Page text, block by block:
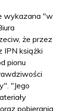
wykazana "w
że przez
IPN książki
pionu
"Jego
pobierania